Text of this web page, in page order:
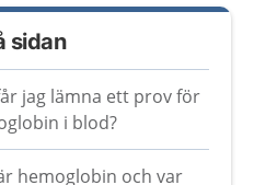
sidan
jag lämna ett prov för
i blod?
hemoglobin och var